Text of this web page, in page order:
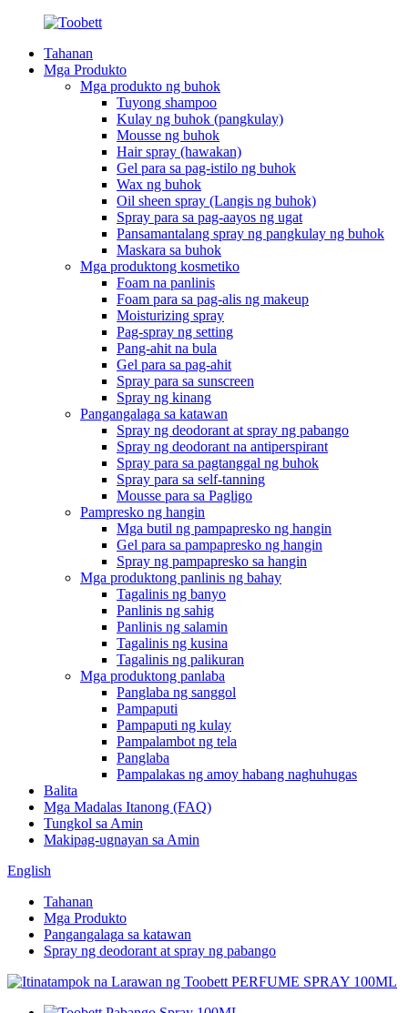
Tahanan
Mga Produkto
Mga produkto ng buhok
Tuyong shampoo
Kulay ng buhok (pangkulay)
Mousse ng buhok
Hair spray (hawakan)
Gel para sa pag-istilo ng buhok
Wax ng buhok
Oil sheen spray (Langis ng buhok)
Spray para sa pag-aayos ng ugat
Pansamantalang spray ng pangkulay ng buhok
Maskara sa buhok
Mga produktong kosmetiko
Foam na panlinis
Foam para sa pag-alis ng makeup
Moisturizing spray
Pag-spray ng setting
Pang-ahit na bula
Gel para sa pag-ahit
Spray para sa sunscreen
Spray ng kinang
Pangangalaga sa katawan
Spray ng deodorant at spray ng pabango
Spray ng deodorant na antiperspirant
Spray para sa pagtanggal ng buhok
Spray para sa self-tanning
Mousse para sa Pagligo
Pampresko ng hangin
Mga butil ng pampapresko ng hangin
Gel para sa pampapresko ng hangin
Spray ng pampapresko sa hangin
Mga produktong panlinis ng bahay
Tagalinis ng banyo
Panlinis ng sahig
Panlinis ng salamin
Tagalinis ng kusina
Tagalinis ng palikuran
Mga produktong panlaba
Panglaba ng sanggol
Pampaputi
Pampaputi ng kulay
Pampalambot ng tela
Panglaba
Pampalakas ng amoy habang naghuhugas
Balita
Mga Madalas Itanong (FAQ)
Tungkol sa Amin
Makipag-ugnayan sa Amin
English
Tahanan
Mga Produkto
Pangangalaga sa katawan
Spray ng deodorant at spray ng pabango